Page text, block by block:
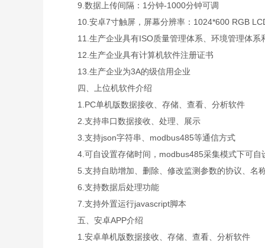
9.数据上传间隔：1分钟-1000分钟可调
10.安卓7寸触屏，屏幕分辨率：1024*600 RGB
11.生产企业具有ISO质量管理体系、环境管理体系
12.生产企业具有计算机软件注册证书
13.生产企业为3A的级信用企业
四、上位机软件介绍
1.PC单机版数据接收、存储、查看、分析软件
2.支持串口数据接收、处理、展示
3.支持json字符串、modbus485等通信方式
4.可自设置存储时间，modbus485采集模式下可自
5.支持自助增加、删除、修改监测参数的协议、名
6.支持数据后处理功能
7.支持外置运行javascript脚本
五、安卓APP介绍
1.安卓单机版数据接收、存储、查看、分析软件